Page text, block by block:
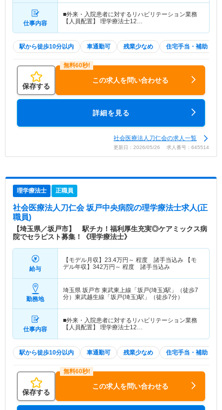
仕事内容
■外来・入院患者に対するリハビリテーション業務
【人員配置】 理学療法士12…
駅から徒歩10分以内 車通勤可 残業少なめ 住宅手当・補助
保存する
この求人を問い合わせる
詳細を見る
社会医療法人刀仁会の求人一覧
更新日：2026/05/26 求人番号：645514
理学療法士 正職員
社会医療法人刀仁会 坂戸中央病院の理学療法士求人(正
職員)
【埼玉県／坂戸市】 駅チカ！福利厚生充実◎ケアミックス病
院でセラピスト募集！《理学療法士》
給与
【モデル月収】 23.4万円～ 程度 諸手当込み 【モ
デル年収】 342万円～ 程度 諸手当込み
勤務地
埼玉県 坂戸市 東武東上線「坂戸(埼玉)駅」（徒歩7
分）東武越生線「坂戸(埼玉)駅」（徒歩7分）
仕事内容
■外来・入院患者に対するリハビリテーション業務
【人員配置】 理学療法士12…
駅から徒歩10分以内 車通勤可 残業少なめ 住宅手当・補助
保存する
この求人を問い合わせる